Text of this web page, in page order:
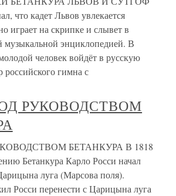
что кадет Львов увлекается
играет на скрипке и слывет в
музыкальной энциклопедией. В
человек войдёт в русскую
российского гимна с
РУКОВОДСТВОМ
БЕТАНКУРА В 1818
Бетанкура Карло Росси начал
луга (Марсова поля).
Росси перенести с Царицына луга